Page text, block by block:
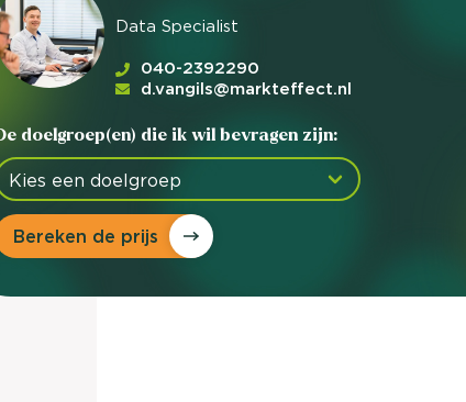
en aanbod door de
de barrières en gedrag in kaart te
hoe?
Data Specialist
040-2392290
d.vangils@markteffect.nl
doelgroep(en) die ik wil bevragen zijn:
Bereken de prijs